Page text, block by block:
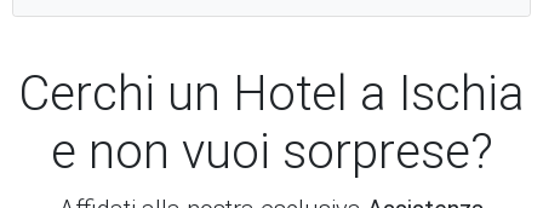
Cerchi un Hotel a Ischia
e non vuoi sorprese?